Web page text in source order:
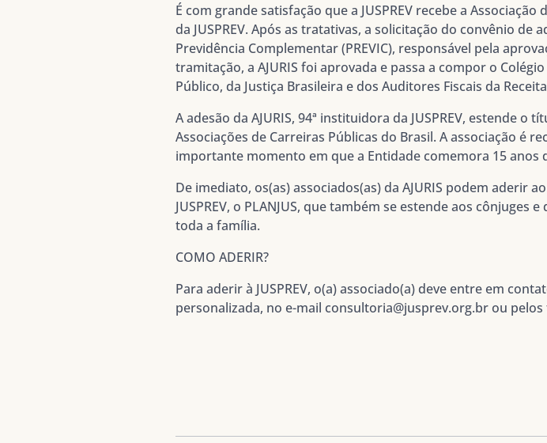
É com grande satisfação que a JUSPREV recebe a
da JUSPREV. Após as tratativas, a solicitação do convênio
Previdência Complementar (PREVIC), responsável pela
tramitação, a AJURIS foi aprovada e passa a compor o
Público, da Justiça Brasileira e dos Auditores Fiscais da
A adesão da AJURIS, 94ª instituidora da JUSPREV, estende
Associações de Carreiras Públicas do Brasil. A associação é
importante momento em que a Entidade comemora 15 anos
De imediato, os(as) associados(as) da AJURIS podem aderir
JUSPREV, o PLANJUS, que também se estende aos
toda a família.
COMO ADERIR?
Para aderir à JUSPREV, o(a) associado(a) deve entre em
personalizada, no e-mail consultoria@jusprev.org.br ou pelos